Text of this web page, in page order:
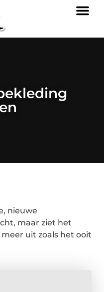
nieuwe
maar ziet het
uit zoals het ooit